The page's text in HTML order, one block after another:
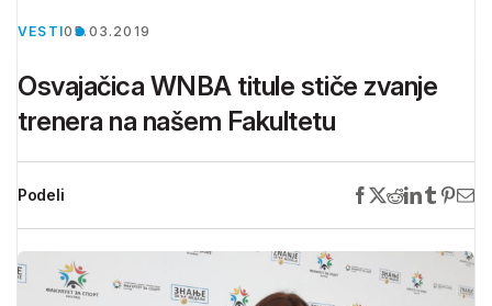
VESTI05.03.2019
Osvajačica WNBA titule stiče zvanje
trenera na našem Fakultetu
Podeli